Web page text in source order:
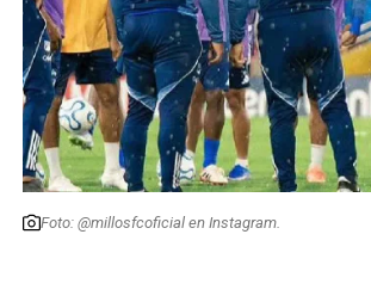
Foto: @millosfcoficial en Instagram.